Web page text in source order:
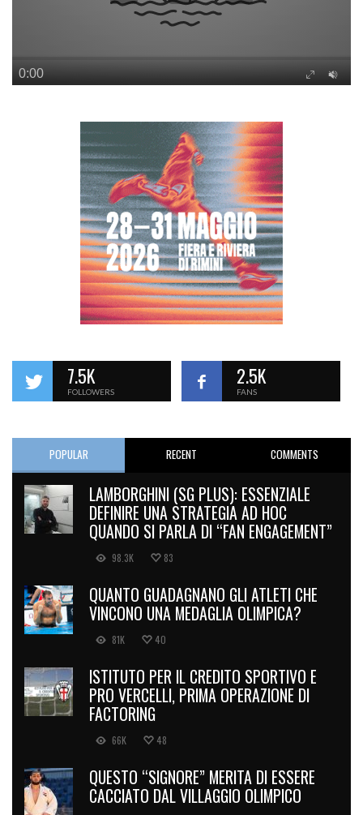
7.5K
FOLLOWERS
2.5K
FANS
POPULAR RECENT COMMENTS
LAMBORGHINI (SG PLUS): ESSENZIALE
DEFINIRE UNA STRATEGIA AD HOC
QUANDO SI PARLA DI “FAN ENGAGEMENT”
98.3K 83
QUANTO GUADAGNANO GLI ATLETI CHE
VINCONO UNA MEDAGLIA OLIMPICA?
81K 40
ISTITUTO PER IL CREDITO SPORTIVO E
PRO VERCELLI, PRIMA OPERAZIONE DI
FACTORING
66K 48
QUESTO “SIGNORE” MERITA DI ESSERE
CACCIATO DAL VILLAGGIO OLIMPICO